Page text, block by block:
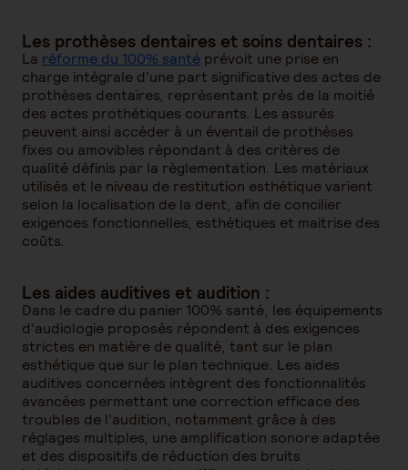
Les prothèses dentaires et soins dentaires :
La réforme du 100% santé prévoit une prise en
charge intégrale d’une part significative des actes de
prothèses dentaires, représentant près de la moitié
des actes prothétiques courants. Les assurés
peuvent ainsi accéder à un éventail de prothèses
fixes ou amovibles répondant à des critères de
qualité définis par la règlementation. Les matériaux
utilisés et le niveau de restitution esthétique varient
selon la localisation de la dent, afin de concilier
exigences fonctionnelles, esthétiques et maitrise des
coûts.
Les aides auditives et audition :
Dans le cadre du panier 100% santé, les équipements
d’audiologie proposés répondent à des exigences
strictes en matière de qualité, tant sur le plan
esthétique que sur le plan technique. Les aides
auditives concernées intègrent des fonctionnalités
avancées permettant une correction efficace des
troubles de l’audition, notamment grâce à des
réglages multiples, une amplification sonore adaptée
et des dispositifs de réduction des bruits